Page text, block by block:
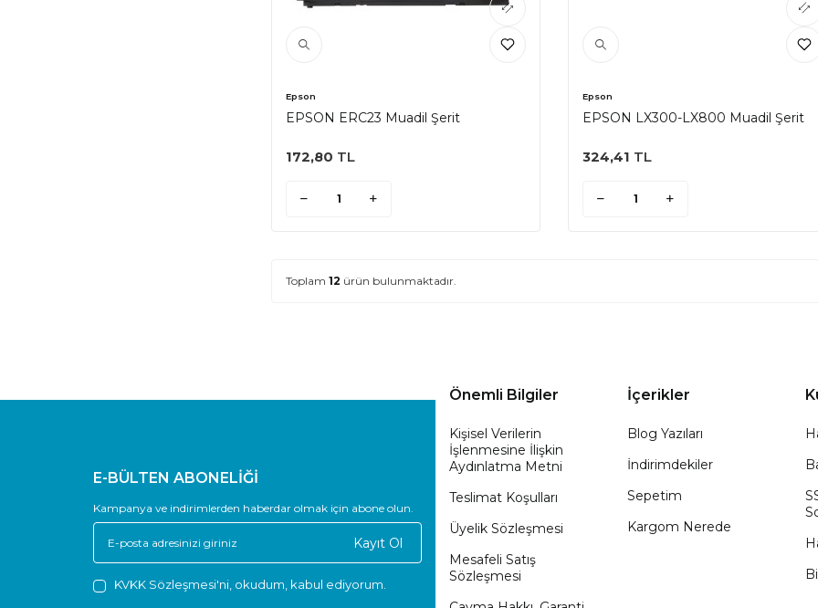
Epson
EPSON ERC23 Muadil Şerit
172,80 TL
Epson
EPSON LX300-LX800 Muadil Şerit
324,41 TL
Toplam 12 ürün bulunmaktadır.
E-BÜLTEN ABONELİĞİ
Kampanya ve indirimlerden haberdar olmak için abone olun.
Kayıt Ol
KVKK Sözleşmesi'ni, okudum, kabul ediyorum.
Önemli Bilgiler
Kişisel Verilerin
İşlenmesine İlişkin
Aydınlatma Metni
Teslimat Koşulları
Üyelik Sözleşmesi
Mesafeli Satış
Sözleşmesi
İçerikler
Blog Yazıları
İndirimdekiler
Sepetim
Kargom Nerede